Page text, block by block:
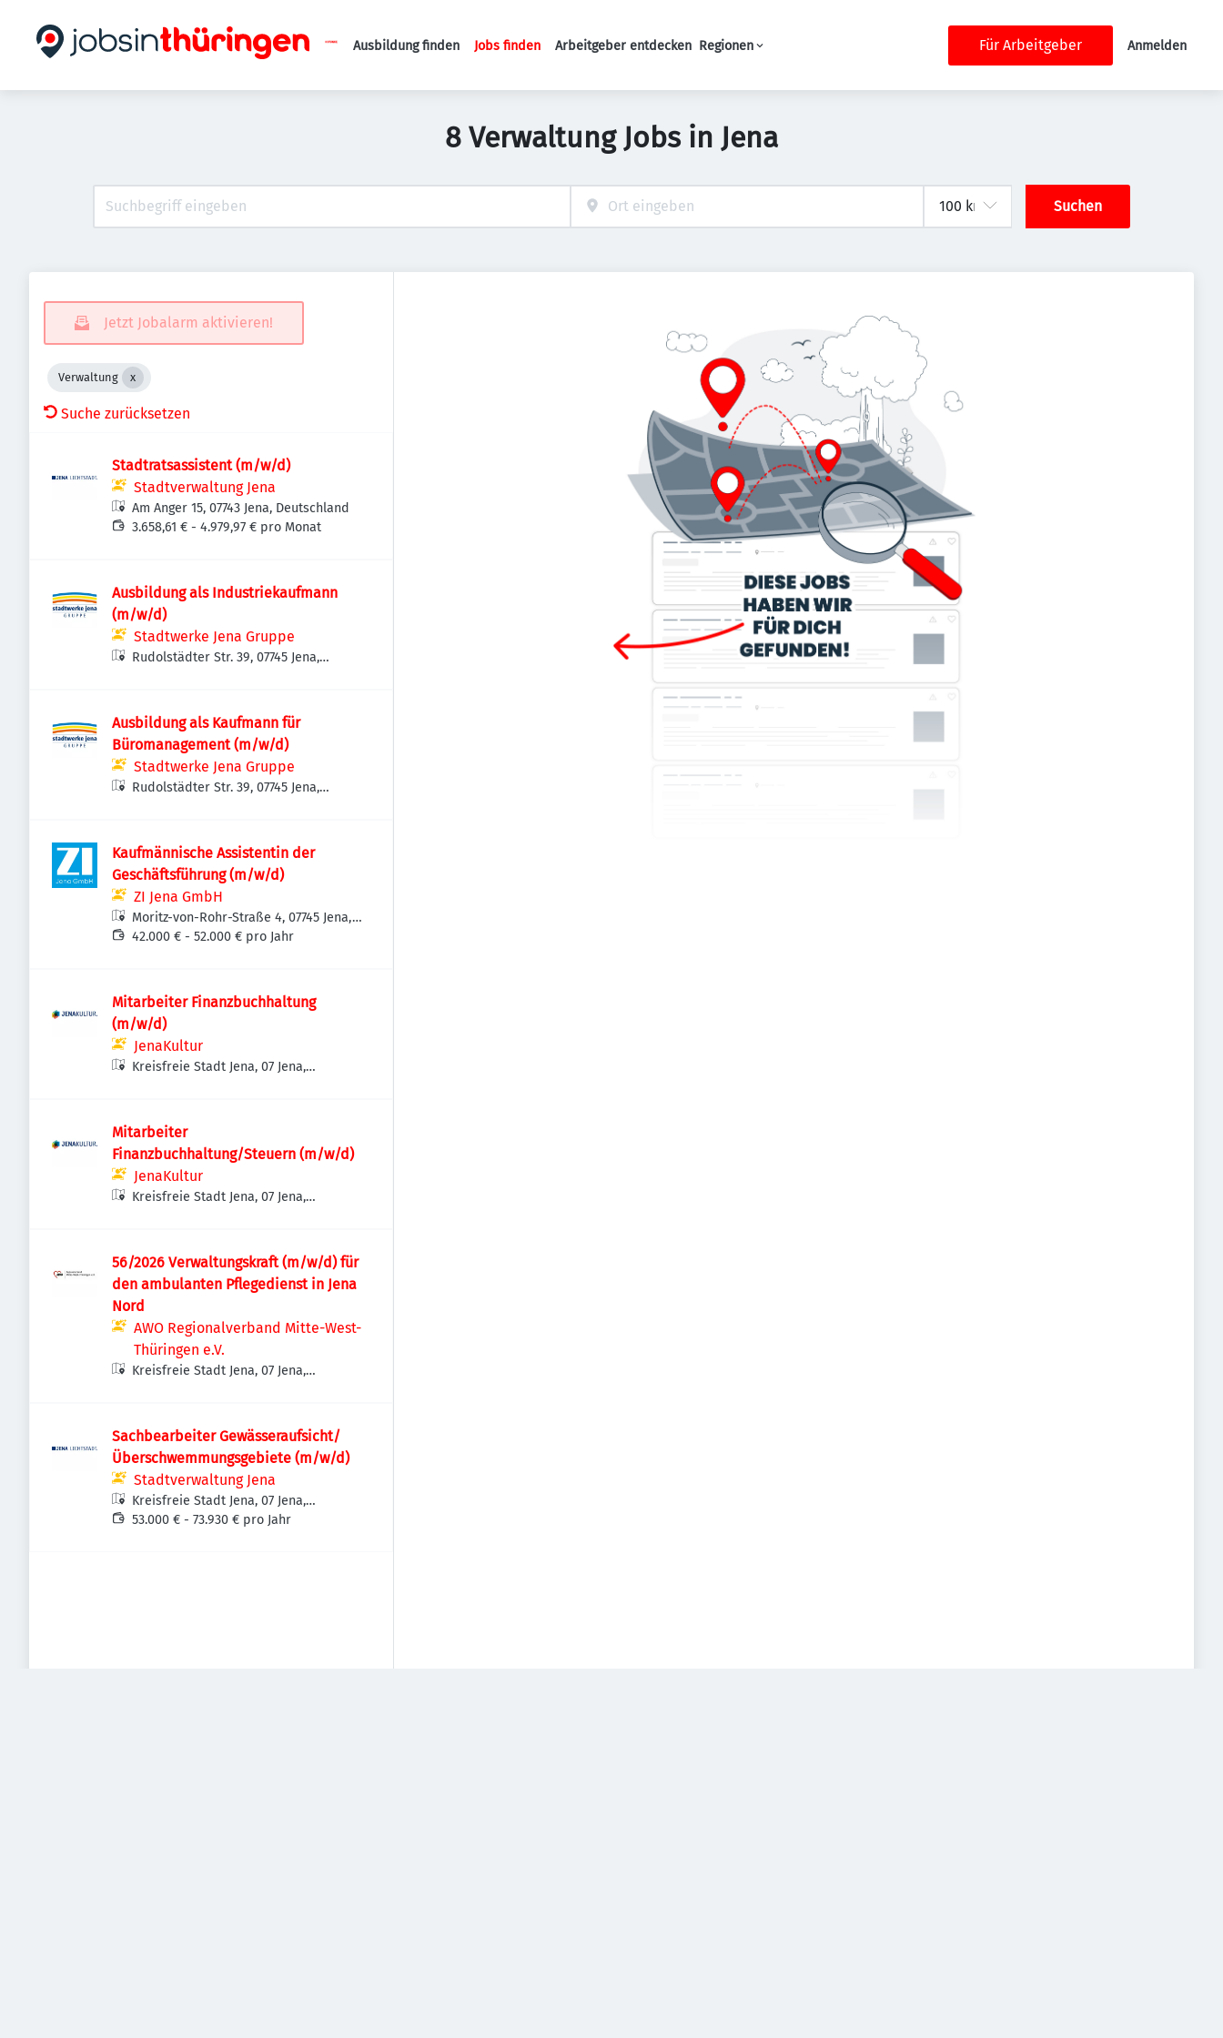
Haupt-Navigation
Ausbildung finden Jobs finden Arbeitgeber entdecken Regionen Für Arbeitgeber Anmelden
8 Verwaltung Jobs in Jena
Suchen
Jetzt Jobalarm aktivieren!
Verwaltung
Suche zurücksetzen
Stadtratsassistent (m/w/d)
Stadtverwaltung Jena
Am Anger 15, 07743 Jena, Deutschland
3.658,61 € - 4.979,97 € pro Monat
Ausbildung als Industriekaufmann
(m/w/d)
Stadtwerke Jena Gruppe
Rudolstädter Str. 39, 07745 Jena,
Ausbildung als Kaufmann für
Büromanagement (m/w/d)
Stadtwerke Jena Gruppe
Rudolstädter Str. 39, 07745 Jena,
Kaufmännische Assistentin der
Geschäftsführung (m/w/d)
ZI Jena GmbH
Moritz-von-Rohr-Straße 4, 07745 Jena,
Deutschland
42.000 € - 52.000 € pro Jahr
Mitarbeiter Finanzbuchhaltung
(m/w/d)
JenaKultur
Kreisfreie Stadt Jena, 07 Jena,
Mitarbeiter
Finanzbuchhaltung/Steuern (m/w/d)
JenaKultur
Kreisfreie Stadt Jena, 07 Jena,
56/2026 Verwaltungskraft (m/w/d) für
den ambulanten Pflegedienst in Jena
Nord
AWO Regionalverband Mitte-West-
Thüringen e.V.
Kreisfreie Stadt Jena, 07 Jena,
Sachbearbeiter Gewässeraufsicht/
Überschwemmungsgebiete (m/w/d)
Stadtverwaltung Jena
Kreisfreie Stadt Jena, 07 Jena,
Deutschland
53.000 € - 73.930 € pro Jahr